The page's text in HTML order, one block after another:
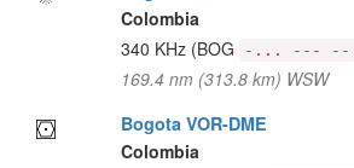
Colombia
340 KHz (BOG -... --- --
169.4 nm (313.8 km) WSW
Bogota VOR-DME
Colombia